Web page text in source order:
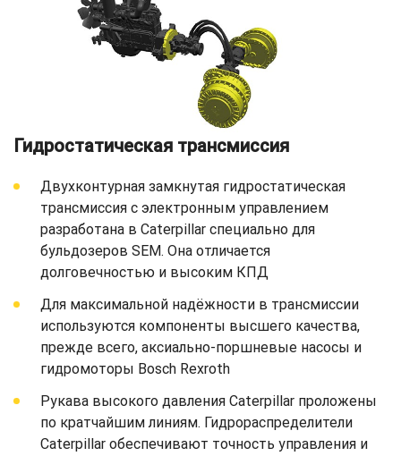
Гидростатическая трансмиссия
Двухконтурная замкнутая гидростатическая
трансмиссия с электронным управлением
разработана в Caterpillar специально для
бульдозеров SEM. Она отличается
долговечностью и высоким КПД
Для максимальной надёжности в трансмиссии
используются компоненты высшего качества,
прежде всего, аксиально-поршневые насосы и
гидромоторы Bosch Rexroth
Рукава высокого давления Caterpillar проложены
по кратчайшим линиям. Гидрораспределители
Caterpillar обеспечивают точность управления и